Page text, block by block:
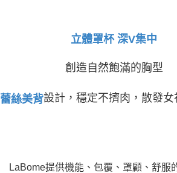
立體罩杯 深V集中
創造自然飽滿的胸型
蕾絲美背設計，穩定不擠肉，散發女
LaBome提供機能、包覆、罩顧、舒服